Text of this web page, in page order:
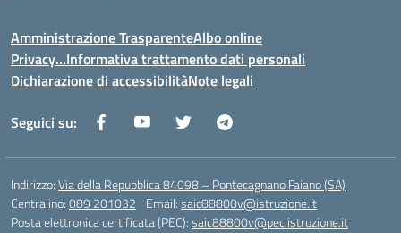
Amministrazione TrasparenteAlbo online
Privacy…Informativa trattamento dati personali
Dichiarazione di accessibilitàNote legali
Seguici su:
Indirizzo:Via della Repubblica 84098 – Pontecagnano Faiano (SA)
Centralino:089 201032 Email:saic88800v@istruzione.it
Posta elettronica certificata (PEC):saic88800v@pec.istruzione.it